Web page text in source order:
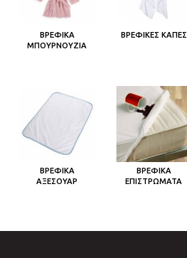
ΒΡΕΦΙΚΑ
ΜΠΟΥΡΝΟΥΖΙΑ
ΒΡΕΦΙΚΕΣ ΚΑΠΕΣ
ΒΡΕΦΙΚΑ
ΑΞΕΣΟΥΑΡ
ΒΡΕΦΙΚΑ
ΕΠΙΣΤΡΩΜΑΤΑ